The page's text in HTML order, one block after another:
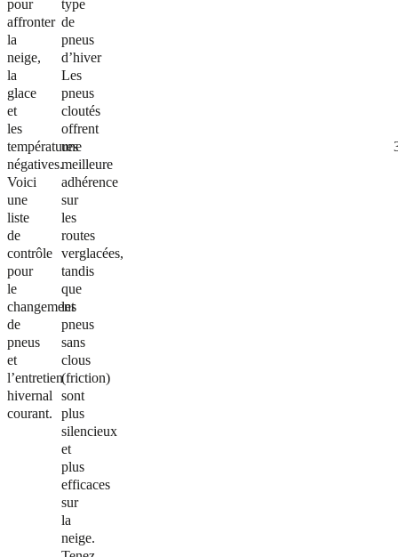
pour
affronter
la
neige,
la
glace
et
les
températures
négatives.
Voici
une
liste
de
contrôle
pour
le
changement
de
pneus
et
l’entretien
hivernal
courant.
type
de
pneus
d’hiver
Les
pneus
cloutés
offrent
une
meilleure
adhérence
sur
les
routes
verglacées,
tandis
que
les
pneus
sans
clous
(friction)
sont
plus
silencieux
et
plus
efficaces
sur
la
neige.